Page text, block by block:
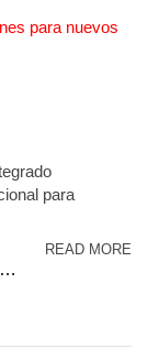
para
READ MORE